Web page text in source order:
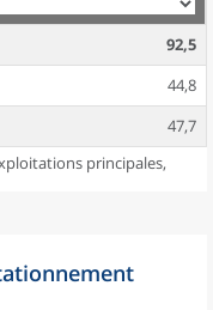
92,5
44,8
47,7
principales,